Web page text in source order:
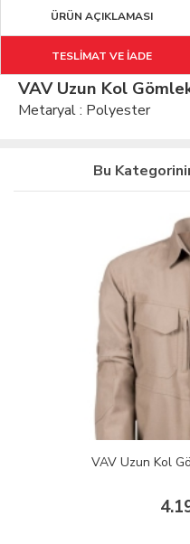
ÜRÜN AÇIKLAMASI
TESLİMAT VE İADE
VAV Uzun Kol
Metaryal : Polyester
Bu
VAV Uzun Kol